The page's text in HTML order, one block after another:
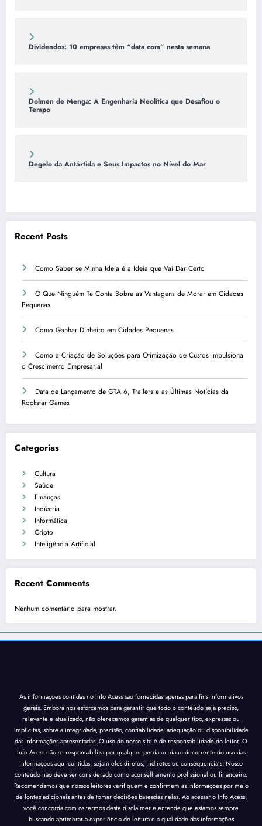
Dividendos: 10 empresas têm “data com” nesta semana
Dolmen de Menga: A Engenharia Neolítica que Desafiou o
Tempo
Degelo da Antártida e Seus Impactos no Nível do Mar
Recent Posts
Como Saber se Minha Ideia é a Ideia que Vai Dar Certo
O Que Ninguém Te Conta Sobre as Vantagens de Morar em Cidades
Pequenas
Como Ganhar Dinheiro em Cidades Pequenas
Como a Criação de Soluções para Otimização de Custos Impulsiona
o Crescimento Empresarial
Data de Lançamento de GTA 6, Trailers e as Últimas Notícias da
Rockstar Games
Categorias
Cultura
Saúde
Finanças
Indústria
Informática
Cripto
Inteligência Artificial
Recent Comments
Nenhum comentário para mostrar.
As informações contidas no Info Acess são fornecidas apenas para fins informativos
gerais. Embora nos esforcemos para garantir que todo o conteúdo seja preciso,
relevante e atualizado, não oferecemos garantias de qualquer tipo, expressas ou
implícitas, sobre a integridade, precisão, confiabilidade, adequação ou disponibilidade
das informações apresentadas. O uso do nosso site é de responsabilidade do leitor. O
Info Acess não se responsabiliza por qualquer perda ou dano decorrente do uso das
informações aqui contidas, sejam eles diretos, indiretos ou consequenciais. Nosso
conteúdo não deve ser considerado como aconselhamento profissional ou financeiro.
Recomendamos que nossos leitores verifiquem e confirmem as informações por meio
de fontes adicionais antes de tomar decisões baseadas nelas. Ao acessar o Info Acess,
você concorda com os termos deste disclaimer e entende que estamos sempre
buscando aprimorar a experiência de leitura e a qualidade das informações